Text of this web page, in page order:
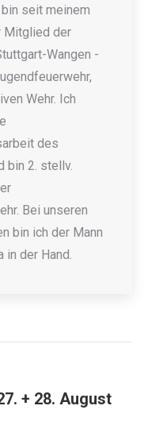
seit meinem
Mitglied der
Wangen -
Wehr. Ich
des
bin 2. stellv.
Bei unseren
bin ich der Mann
in der Hand.
+ 28. August